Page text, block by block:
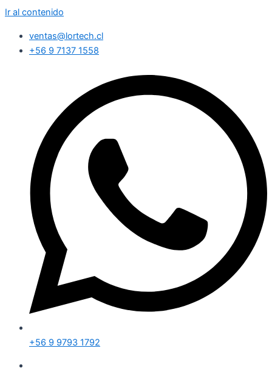
Ir al contenido
ventas@lortech.cl
+56 9 7137 1558
+56 9 9793 1792